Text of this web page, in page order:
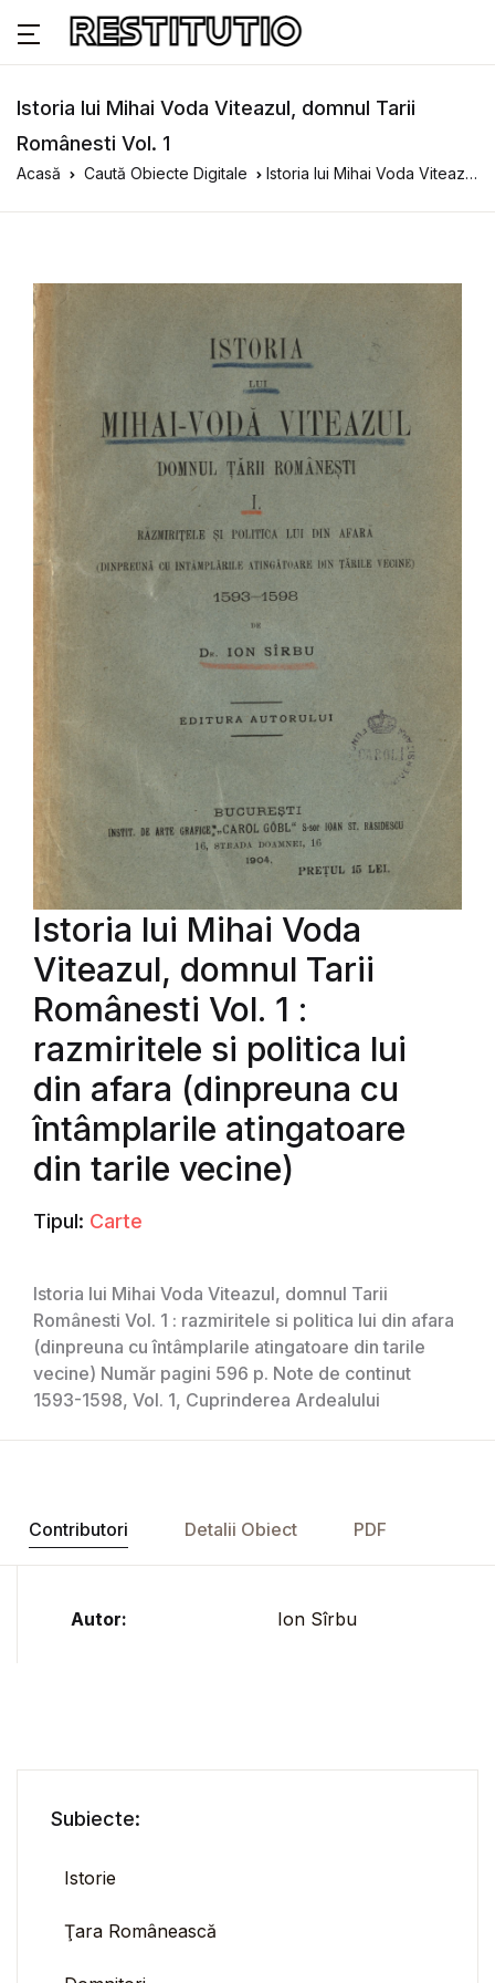
Istoria lui Mihai Voda Viteazul, domnul Tarii
Românesti Vol. 1
Acasă Caută Obiecte Digitale Istoria lui Mihai Voda Viteazul, domnul Tarii Românesti Vol. 1
Istoria lui Mihai Voda
Viteazul, domnul Tarii
Românesti Vol. 1 :
razmiritele si politica lui
din afara (dinpreuna cu
întâmplarile atingatoare
din tarile vecine)
Tipul: Carte
Istoria lui Mihai Voda Viteazul, domnul Tarii
Românesti Vol. 1 : razmiritele si politica lui din afara
(dinpreuna cu întâmplarile atingatoare din tarile
vecine) Număr pagini 596 p. Note de continut
1593-1598, Vol. 1, Cuprinderea Ardealului
Contributori Detalii Obiect PDF
Autor: Ion Sîrbu
Subiecte:
Istorie
Ţara Românească